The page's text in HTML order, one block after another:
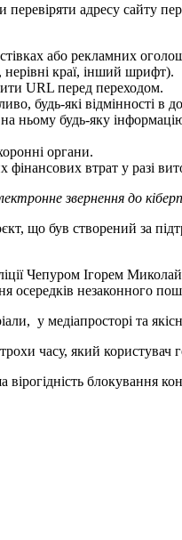
адресу сайту
або рекламних
краї, інший шрифт).
URL перед переходом.
будь-які відмінності в
ньому будь-яку
органи.
втрат у разі
звернення до
був створений за
Чепуром Ігорем
осередків незаконного
у медіапросторі та
часу, який користувач
блокування